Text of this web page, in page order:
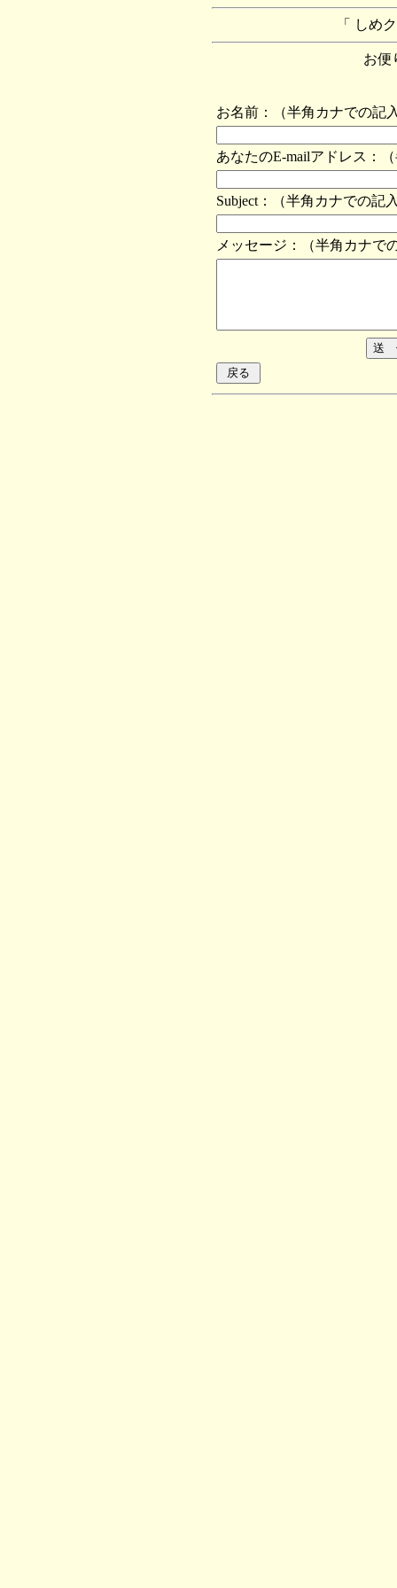
「 しめ
お便り
お名前：（半角カナでの記
あなたのE-mailアドレス：
Subject：（半角カナでの記
メッセージ：（半角カナで